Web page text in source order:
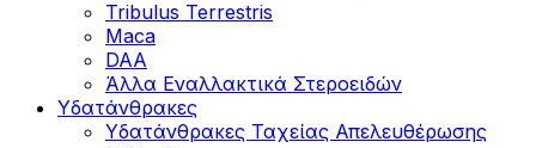
Tribulus Terrestris
Maca
DAA
Άλλα Εναλλακτικά Στεροειδών
Υδατάνθρακες
Υδατάνθρακες Ταχείας Απελευθέρωσης